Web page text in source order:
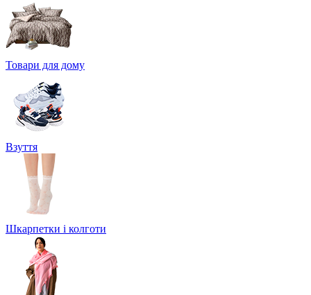
Товари для дому
Взуття
Шкарпетки і колготи